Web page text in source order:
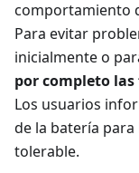
comportamiento
Para evitar
inicialmente o
por completo
Los usuarios
de la batería
tolerable.